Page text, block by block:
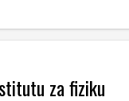
za fiziku